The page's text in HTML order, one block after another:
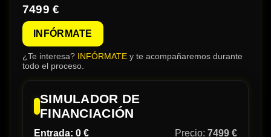
7499 €
INFÓRMATE
¿Te interesa? INFÓRMATE y te acompañaremos durante
todo el proceso.
SIMULADOR DE
FINANCIACIÓN
Entrada: 0 € Precio: 7499 €